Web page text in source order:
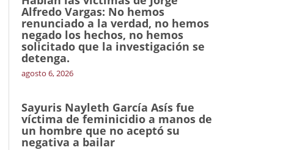
Alfredo Vargas: No hemos
renunciado a la verdad, no hemos
negado los hechos, no hemos
solicitado que la investigación se
detenga.
agosto 6, 2026
Sayuris Nayleth García Asís fue
víctima de feminicidio a manos de
un hombre que no aceptó su
negativa a bailar